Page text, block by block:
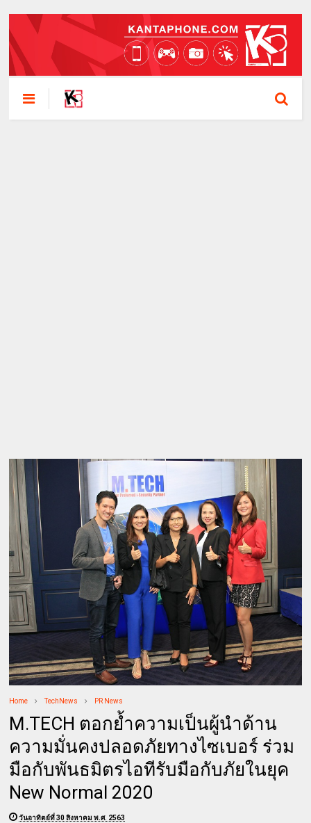
Home TechNews PR News
M.TECH ตอกย้ำความเป็นผู้นำด้าน
ความมั่นคงปลอดภัยทางไซเบอร์ ร่วม
มือกับพันธมิตรไอทีรับมือกับภัยในยุค
New Normal 2020
วันอาทิตย์ที่ 30 สิงหาคม พ.ศ. 2563